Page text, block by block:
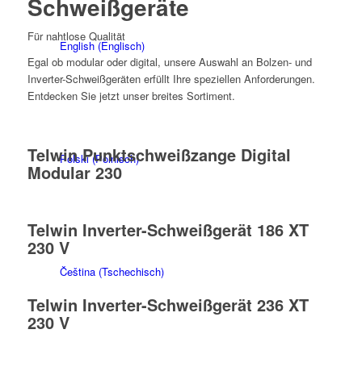
English(Englisch)
Polski(Polnisch)
Čeština (Tschechisch)
Schweißgeräte
Für nahtlose Qualität
Egal ob modular oder digital, unsere Auswahl an Bolzen- und
Inverter-Schweißgeräten erfüllt Ihre speziellen Anforderungen.
Entdecken Sie jetzt unser breites Sortiment.
Telwin Punktschweißzange Digital
Modular 230
Telwin Inverter-Schweißgerät 186 XT
230 V
Telwin Inverter-Schweißgerät 236 XT
230 V